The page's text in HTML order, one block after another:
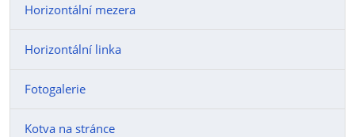
Horizontální mezera
Horizontální linka
Fotogalerie
Kotva na stránce